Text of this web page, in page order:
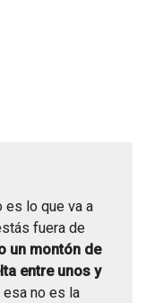
es lo que va a
fuera de
un montón de
entre unos y
esa no es la